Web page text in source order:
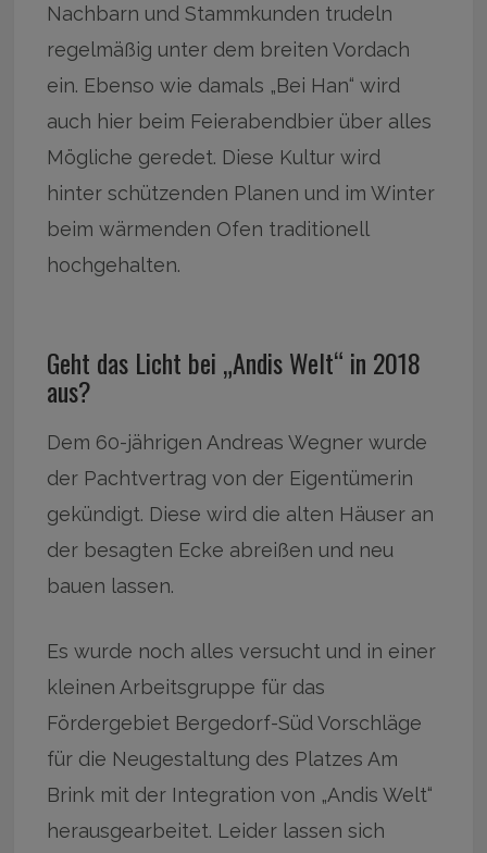
Nachbarn und Stammkunden trudeln
regelmäßig unter dem breiten Vordach
ein. Ebenso wie damals „Bei Han“ wird
auch hier beim Feierabendbier über alles
Mögliche geredet. Diese Kultur wird
hinter schützenden Planen und im Winter
beim wärmenden Ofen traditionell
hochgehalten.
Geht das Licht bei „Andis Welt“ in 2018
aus?
Dem 60-jährigen Andreas Wegner wurde
der Pachtvertrag von der Eigentümerin
gekündigt. Diese wird die alten Häuser an
der besagten Ecke abreißen und neu
bauen lassen.
Es wurde noch alles versucht und in einer
kleinen Arbeitsgruppe für das
Fördergebiet Bergedorf-Süd Vorschläge
für die Neugestaltung des Platzes Am
Brink mit der Integration von „Andis Welt“
herausgearbeitet. Leider lassen sich